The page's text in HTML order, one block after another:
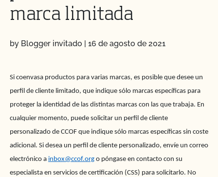
marca limitada
by Blogger invitado | 16 de agosto de 2021
Si coenvasa productos para varias marcas, es posible que desee un
perfil de cliente limitado, que indique sólo marcas específicas para
proteger la identidad de las distintas marcas con las que trabaja. En
cualquier momento, puede solicitar un perfil de cliente
personalizado de CCOF que indique sólo marcas específicas sin coste
adicional. Si desea un perfil de cliente personalizado, envíe un correo
electrónico a inbox@ccof.org o póngase en contacto con su
especialista en servicios de certificación (CSS) para solicitarlo. No